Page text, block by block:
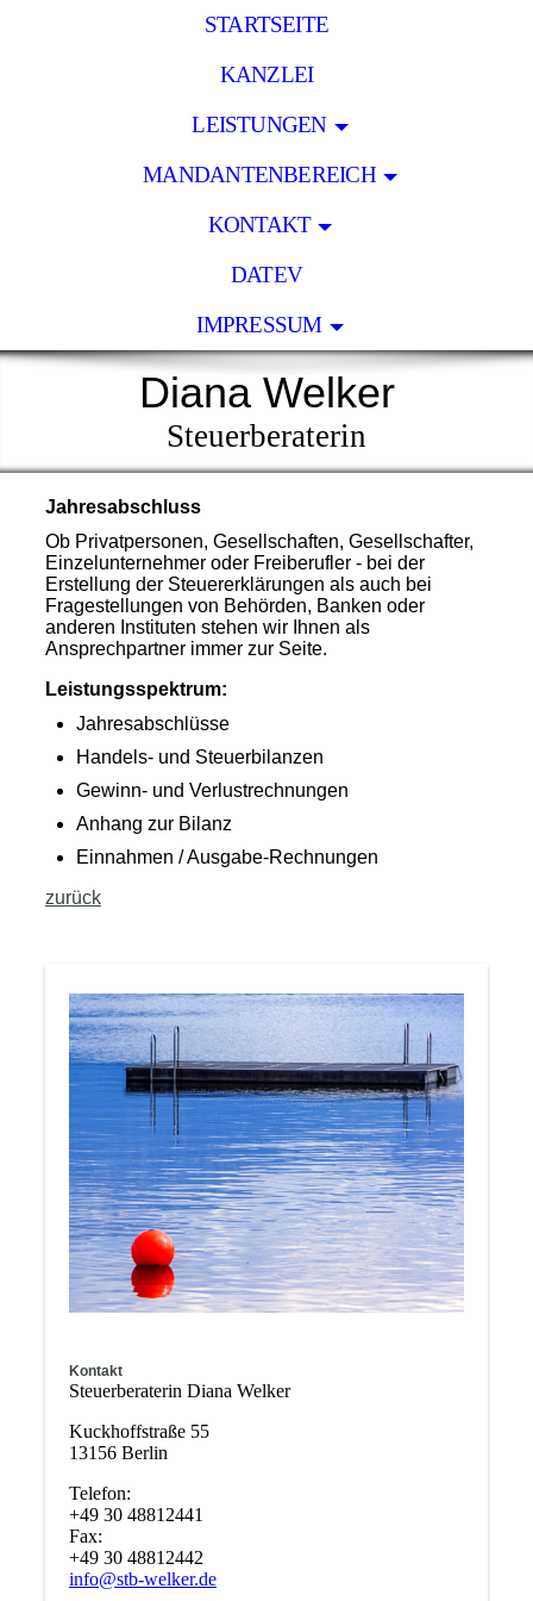
STARTSEITE
KANZLEI
LEISTUNGEN
MANDANTENBEREICH
KONTAKT
DATEV
IMPRESSUM
Diana Welker
Steuerberaterin
Jahresabschluss
Ob Privatpersonen, Gesellschaften, Gesellschafter,
Einzelunternehmer oder Freiberufler - bei der
Erstellung der Steuererklärungen als auch bei
Fragestellungen von Behörden, Banken oder
anderen Instituten stehen wir Ihnen als
Ansprechpartner immer zur Seite.
Leistungsspektrum:
Jahresabschlüsse
Handels- und Steuerbilanzen
Gewinn- und Verlustrechnungen
Anhang zur Bilanz
Einnahmen / Ausgabe-Rechnungen
zurück
Kontakt
Steuerberaterin Diana Welker
Kuckhoffstraße 55
13156 Berlin
Telefon:
+49 30 48812441
Fax:
+49 30 48812442
info@stb-welker.de